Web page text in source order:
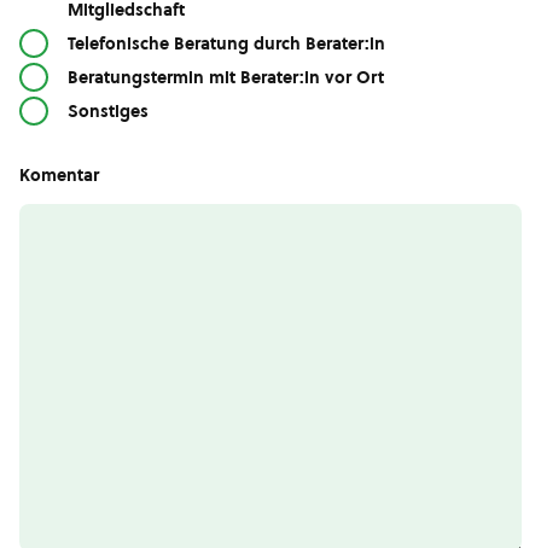
Mitgliedschaft
Telefonische Beratung durch Berater:in
Beratungstermin mit Berater:in vor Ort
Sonstiges
Komentar